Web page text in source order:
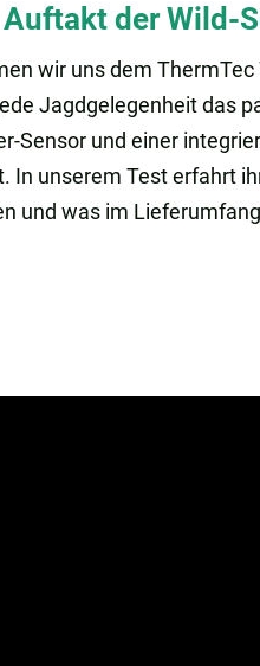
der Wild-
wir uns dem ThermTec
Jagdgelegenheit das
Sensor und einer
In unserem Test erfahrt
und was im